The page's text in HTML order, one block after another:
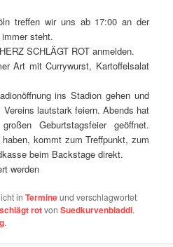
treffen wir uns ab 17:00 an der
steht.
SCHLÄGT ROT anmelden.
Art mit Currywurst, Kartoffelsalat
ins Stadion gehen und
lautstark feiern. Abends hat
Geburtstagsfeier geöffnet.
kommt zum Treffpunkt, zum
beim Backstage direkt.
werden
inTermineund verschlagwortet
rotvonSuedkurvenbladdl.
.